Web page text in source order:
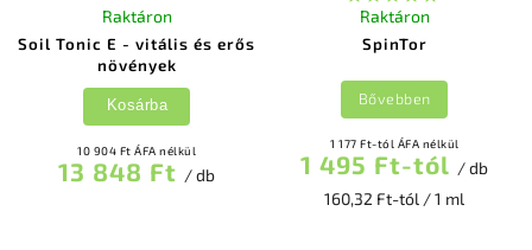
Soil Tonic E - vitális és erős
növények
Raktáron
10 904 Ft ÁFA nélkül
13 848 Ft / db
Kosárba
SpinTor
Raktáron
1 177 Ft-tól ÁFA nélkül
1 495 Ft-tól / db
160,32 Ft-tól / 1 ml
Bővebben